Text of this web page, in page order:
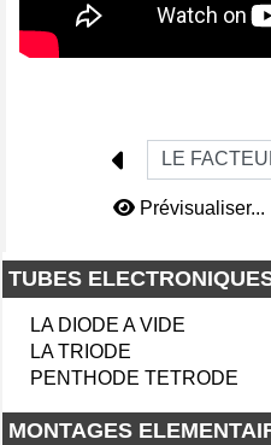
TUBES
LA DIODE A VIDE
LA TRIODE
PENTHODE TETRODE
MONTAGES
Prévisualiser...